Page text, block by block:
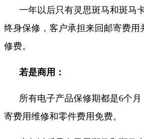
一年以后只有灵思斑马和斑马
终身保修，客户承担来回邮寄费用
修费。
若是商用：
所有电子产品保修期都是6个月
寄费用维修和零件费用免费。